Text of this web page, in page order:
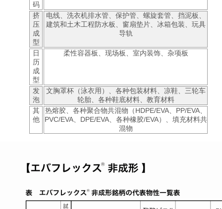
码
挤
压
成
型
电线、洗衣机排水管、保护管、螺旋套管、挡泥板、
建筑和土木工程防水板、窗扇垫片、冰箱包装、玩具
导轨
日
历
成
型
柔性容器板、现场板、室内装饰、杂项板
发
泡
文胸罩杯（泳衣用）、各种包装材料、凉鞋、三轮车
轮胎、各种鞋底材料、教育材料
其
他
热熔胶、各种聚合物共混物（HDPE/EVA、PP/EVA、
PVC/EVA、DPE/EVA、各种橡胶/EVA）、填充材料共
混物